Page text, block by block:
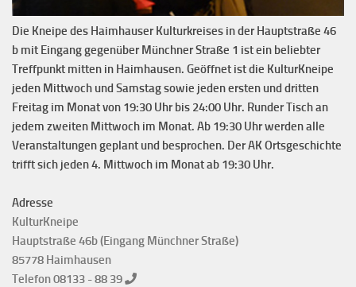
Die Kneipe des Haimhauser Kulturkreises in der Hauptstraße 46
b mit Eingang gegenüber Münchner Straße 1 ist ein beliebter
Treffpunkt mitten in Haimhausen. Geöffnet ist die KulturKneipe
jeden Mittwoch und Samstag sowie jeden ersten und dritten
Freitag im Monat von 19:30 Uhr bis 24:00 Uhr. Runder Tisch an
jedem zweiten Mittwoch im Monat. Ab 19:30 Uhr werden alle
Veranstaltungen geplant und besprochen. Der AK Ortsgeschichte
trifft sich jeden 4. Mittwoch im Monat ab 19:30 Uhr.
Adresse
KulturKneipe
Hauptstraße 46b (Eingang Münchner Straße)
85778 Haimhausen
Telefon 08133 - 88 39